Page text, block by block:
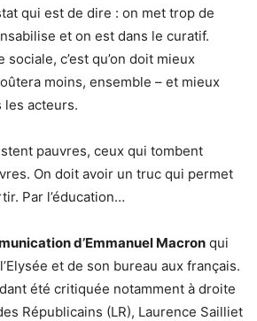
qui est de dire : on met trop de
et on est dans le curatif.
c’est qu’on doit mieux
moins, ensemble – et mieux
les acteurs.
pauvres, ceux qui tombent
On doit avoir un truc qui permet
Par l’éducation…
d’Emmanuel Macron qui
et de son bureau aux français.
été critiquée notamment à droite
Républicains (LR), Laurence Sailliet